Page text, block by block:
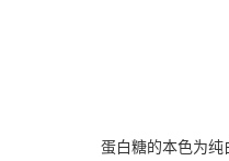
蛋白糖的本色为纯